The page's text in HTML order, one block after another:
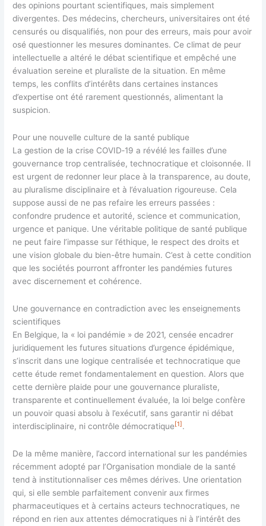
des opinions pourtant scientifiques, mais simplement
divergentes. Des médecins, chercheurs, universitaires ont été
censurés ou disqualifiés, non pour des erreurs, mais pour avoir
osé questionner les mesures dominantes. Ce climat de peur
intellectuelle a altéré le débat scientifique et empêché une
évaluation sereine et pluraliste de la situation. En même
temps, les conflits d’intérêts dans certaines instances
d’expertise ont été rarement questionnés, alimentant la
suspicion.
Pour une nouvelle culture de la santé publique
La gestion de la crise COVID‑19 a révélé les failles d’une
gouvernance trop centralisée, technocratique et cloisonnée. Il
est urgent de redonner leur place à la transparence, au doute,
au pluralisme disciplinaire et à l’évaluation rigoureuse. Cela
suppose aussi de ne pas refaire les erreurs passées :
confondre prudence et autorité, science et communication,
urgence et panique. Une véritable politique de santé publique
ne peut faire l’impasse sur l’éthique, le respect des droits et
une vision globale du bien-être humain. C’est à cette condition
que les sociétés pourront affronter les pandémies futures
avec discernement et cohérence.
Une gouvernance en contradiction avec les enseignements
scientifiques
En Belgique, la « loi pandémie » de 2021, censée encadrer
juridiquement les futures situations d’urgence épidémique,
s’inscrit dans une logique centralisée et technocratique que
cette étude remet fondamentalement en question. Alors que
cette dernière plaide pour une gouvernance pluraliste,
transparente et continuellement évaluée, la loi belge confère
un pouvoir quasi absolu à l’exécutif, sans garantir ni débat
interdisciplinaire, ni contrôle démocratique[1].
De la même manière, l’accord international sur les pandémies
récemment adopté par l’Organisation mondiale de la santé
tend à institutionnaliser ces mêmes dérives. Une orientation
qui, si elle semble parfaitement convenir aux firmes
pharmaceutiques et à certains acteurs technocratiques, ne
répond en rien aux attentes démocratiques ni à l’intérêt des